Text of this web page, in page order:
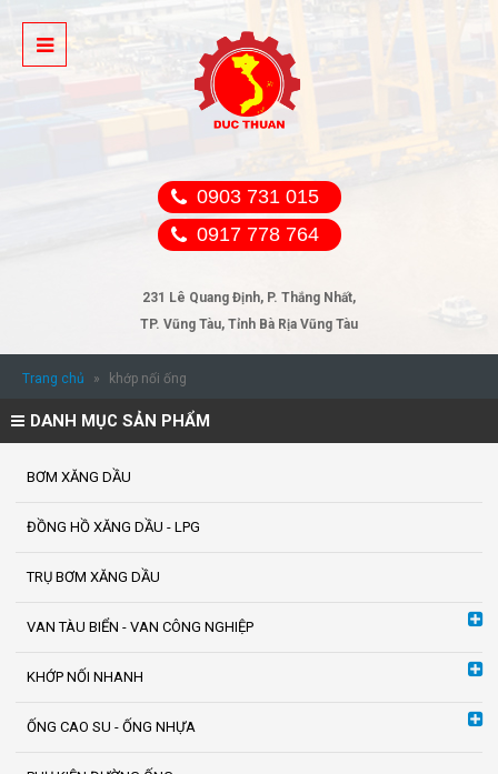
0903 731 015
0917 778 764
231 Lê Quang Định, P. Thắng Nhất,
TP. Vũng Tàu, Tỉnh Bà Rịa Vũng Tàu
Trang chủ » khớp nối ống
DANH MỤC SẢN PHẨM
BƠM XĂNG DẦU
ĐỒNG HỒ XĂNG DẦU - LPG
TRỤ BƠM XĂNG DẦU
VAN TÀU BIỂN - VAN CÔNG NGHIỆP
KHỚP NỐI NHANH
ỐNG CAO SU - ỐNG NHỰA